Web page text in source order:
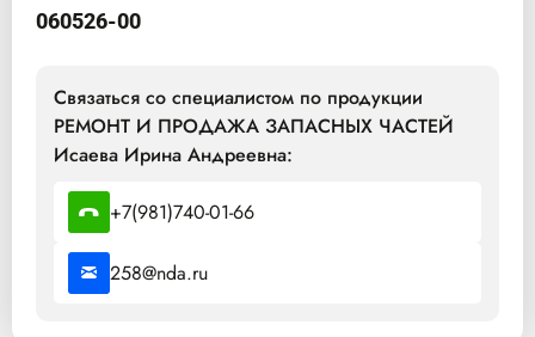
060526-00
Связаться со специалистом по продукции
РЕМОНТ И ПРОДАЖА ЗАПАСНЫХ ЧАСТЕЙ
Исаева Ирина Андреевна:
+7(981)740-01-66
258@nda.ru